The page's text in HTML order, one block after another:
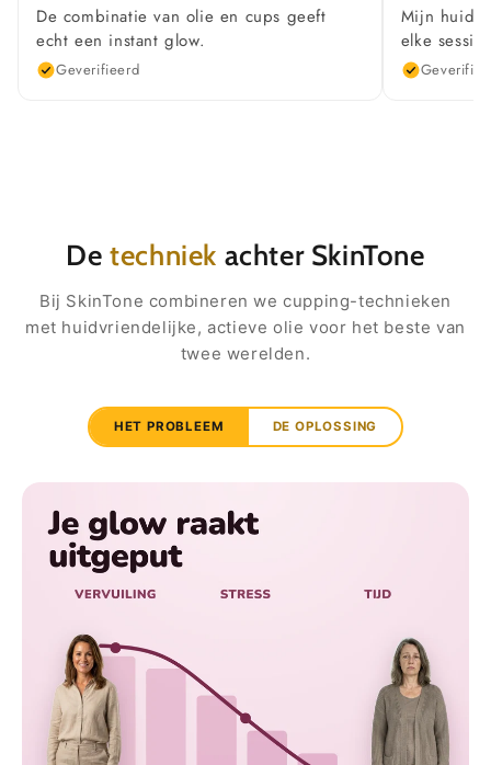
De combinatie van olie en cups geeft
echt een instant glow.
Geverifieerd
Mijn huid
elke sessie.
Detechniek achter SkinTone
Bij SkinTone combineren we cupping-technieken
met huidvriendelijke, actieve olie voor het beste van
twee werelden.
HET PROBLEEM DE OPLOSSING